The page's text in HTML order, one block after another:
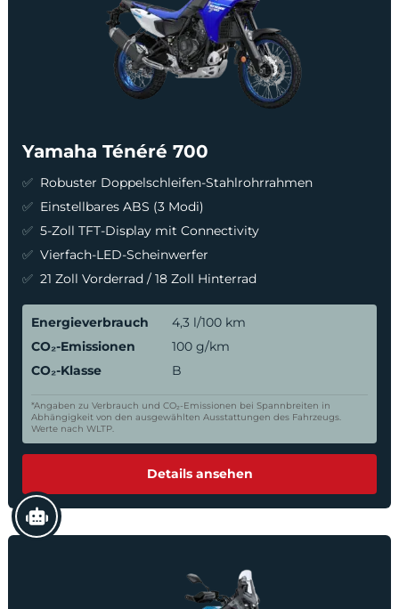
Yamaha Ténéré 700
Robuster Doppelschleifen-Stahlrohrrahmen
Einstellbares ABS (3 Modi)
5-Zoll TFT-Display mit Connectivity
Vierfach-LED-Scheinwerfer
21 Zoll Vorderrad / 18 Zoll Hinterrad
Energieverbrauch
4,3 l/100 km
CO₂-Emissionen
100 g/km
CO₂-Klasse
B
*Angaben zu Verbrauch und CO₂-Emissionen bei Spannbreiten in
Abhängigkeit von den ausgewählten Ausstattungen des Fahrzeugs.
Werte nach WLTP.
Details ansehen